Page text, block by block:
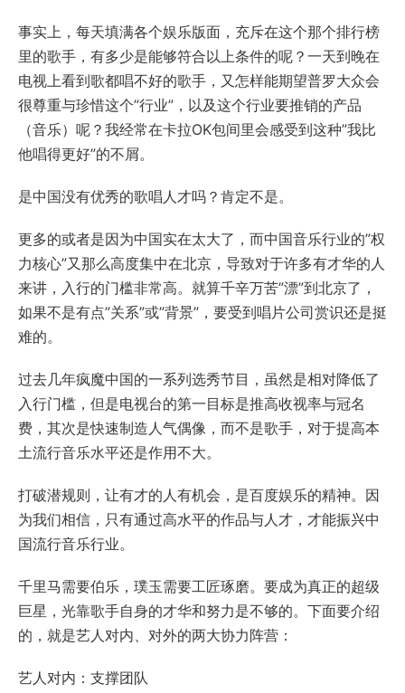
事实上，每天填满各个娱乐版面，充斥在这个那个排行榜
里的歌手，有多少是能够符合以上条件的呢？一天到晚在
电视上看到歌都唱不好的歌手，又怎样能期望普罗大众会
很尊重与珍惜这个”行业”，以及这个行业要推销的产品
（音乐）呢？我经常在卡拉OK包间里会感受到这种”我比
他唱得更好”的不屑。
是中国没有优秀的歌唱人才吗？肯定不是。
更多的或者是因为中国实在太大了，而中国音乐行业的”权
力核心”又那么高度集中在北京，导致对于许多有才华的人
来讲，入行的门槛非常高。就算千辛万苦”漂”到北京了，
如果不是有点”关系”或”背景”，要受到唱片公司赏识还是挺
难的。
过去几年疯魔中国的一系列选秀节目，虽然是相对降低了
入行门槛，但是电视台的第一目标是推高收视率与冠名
费，其次是快速制造人气偶像，而不是歌手，对于提高本
土流行音乐水平还是作用不大。
打破潜规则，让有才的人有机会，是百度娱乐的精神。因
为我们相信，只有通过高水平的作品与人才，才能振兴中
国流行音乐行业。
千里马需要伯乐，璞玉需要工匠琢磨。要成为真正的超级
巨星，光靠歌手自身的才华和努力是不够的。下面要介绍
的，就是艺人对内、对外的两大协力阵营：
艺人对内：支撑团队